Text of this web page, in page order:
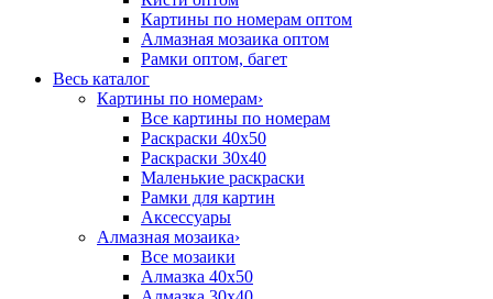
Картины по номерам оптом
Алмазная мозаика оптом
Рамки оптом, багет
Весь каталог
Картины по номерам›
Все картины по номерам
Раскраски 40х50
Раскраски 30х40
Маленькие раскраски
Рамки для картин
Аксессуары
Алмазная мозаика›
Все мозаики
Алмазка 40х50